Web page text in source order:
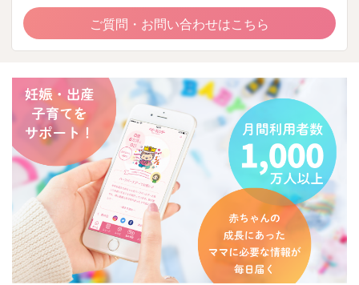
ご質問・お問い合わせはこちら